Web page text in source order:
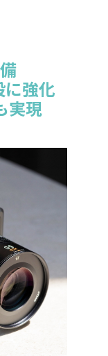
強化
実現